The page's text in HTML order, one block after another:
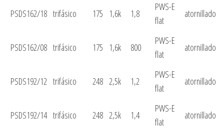
PSDS162/18 trifásico 175 1,6k 1,8
PWS-E
flat
atornillado
PSDS162/08 trifásico 175 1,6k 800
PWS-E
flat
atornillado
PSDS192/12 trifásico 248 2,5k 1,2
PWS-E
flat
atornillado
PSDS192/14 trifásico 248 2,5k 1,4
PWS-E
flat
atornillado